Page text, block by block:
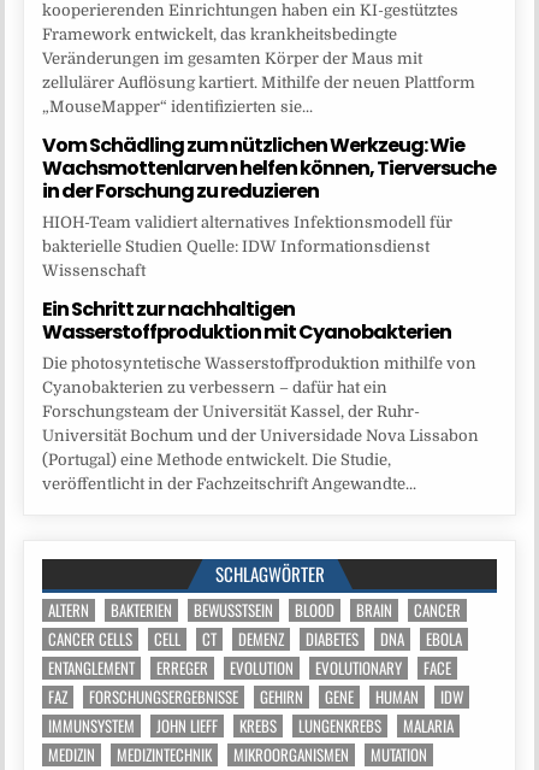
kooperierenden Einrichtungen haben ein KI-gestütztes
Framework entwickelt, das krankheitsbedingte
Veränderungen im gesamten Körper der Maus mit
zellulärer Auflösung kartiert. Mithilfe der neuen Plattform
„MouseMapper“ identifizierten sie...
Vom Schädling zum nützlichen Werkzeug: Wie
Wachsmottenlarven helfen können, Tierversuche
in der Forschung zu reduzieren
HIOH-Team validiert alternatives Infektionsmodell für
bakterielle Studien Quelle: IDW Informationsdienst
Wissenschaft
Ein Schritt zur nachhaltigen
Wasserstoffproduktion mit Cyanobakterien
Die photosyntetische Wasserstoffproduktion mithilfe von
Cyanobakterien zu verbessern – dafür hat ein
Forschungsteam der Universität Kassel, der Ruhr-
Universität Bochum und der Universidade Nova Lissabon
(Portugal) eine Methode entwickelt. Die Studie,
veröffentlicht in der Fachzeitschrift Angewandte...
SCHLAGWÖRTER
ALTERN BAKTERIEN BEWUSSTSEIN BLOOD BRAIN
CANCER
CANCER CELLS
CELL CT DEMENZ DIABETES DNA
EBOLA
ENTANGLEMENT
ERREGER EVOLUTION EVOLUTIONARY
FACE
FAZ
FORSCHUNGSERGEBNISSE GEHIRN GENE HUMAN
IDW
IMMUNSYSTEM
JOHN LIEFF KREBS LUNGENKREBS
MALARIA
MEDIZIN
MEDIZINTECHNIK MIKROORGANISMEN
MUTATION